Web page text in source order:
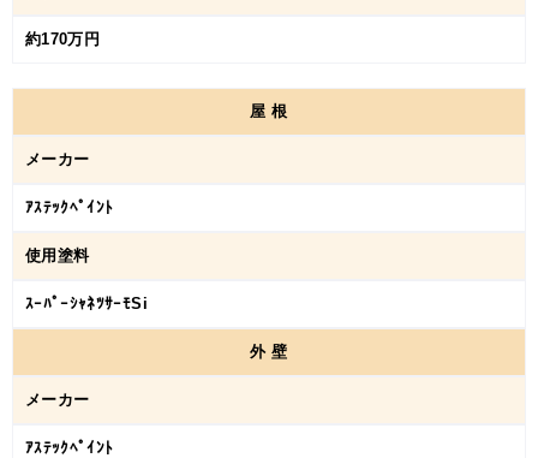
約170万円
屋根
メーカー
ｱｽﾃｯｸﾍﾟｲﾝﾄ
使用塗料
ｽｰﾊﾟｰｼｬﾈﾂｻｰﾓSi
外壁
メーカー
ｱｽﾃｯｸﾍﾟｲﾝﾄ